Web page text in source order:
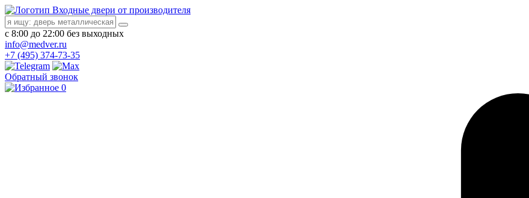
Входные двери от производителя
с 8:00 до 22:00 без выходных
info@medver.ru
+7 (495) 374-73-35
Обратный звонок
0